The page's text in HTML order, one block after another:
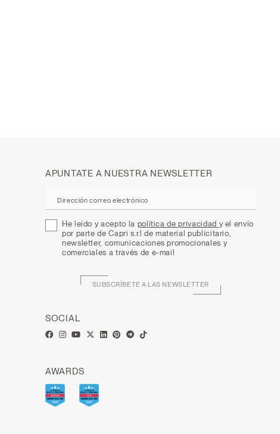
APUNTATE A NUESTRA NEWSLETTER
Dirección correo electrónico
He leído y acepto la política de privacidad y el envío
por parte de Capri s.r.l de material publicitario,
newsletter, comunicaciones promocionales y
comerciales a través de e-mail
SUBSCRÍBETE A LAS NEWSLETTER
SOCIAL
AWARDS